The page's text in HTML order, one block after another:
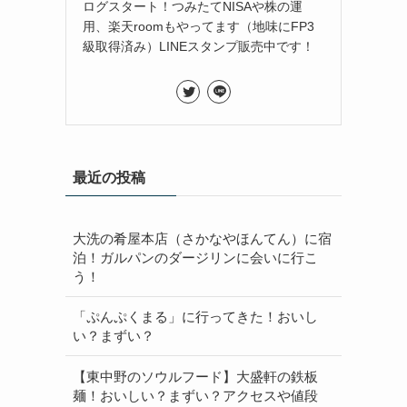
ログスタート！つみたてNISAや株の運
用、楽天roomもやってます（地味にFP3
級取得済み）LINEスタンプ販売中です！
最近の投稿
大洗の肴屋本店（さかなやほんてん）に宿
泊！ガルパンのダージリンに会いに行こ
う！
「ぷんぷくまる」に行ってきた！おいし
い？まずい？
【東中野のソウルフード】大盛軒の鉄板
麺！おいしい？まずい？アクセスや値段